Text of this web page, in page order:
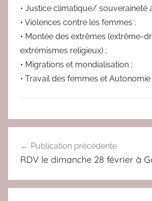
• Justice climatique/ souveraineté
• Violences contre les femmes ;
• Montée des extrêmes (extrême-
extrémismes religieux) ;
• Migrations et mondialisation ;
• Travail des femmes et Autonomie
A
U
de
Publication précédente
RDV le dimanche 28 février à